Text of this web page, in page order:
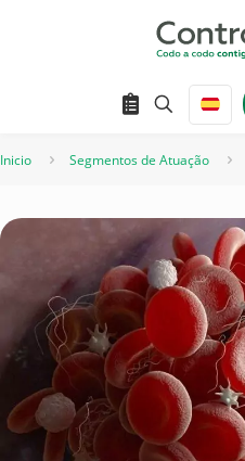
Inicio Segmentos de Atuação